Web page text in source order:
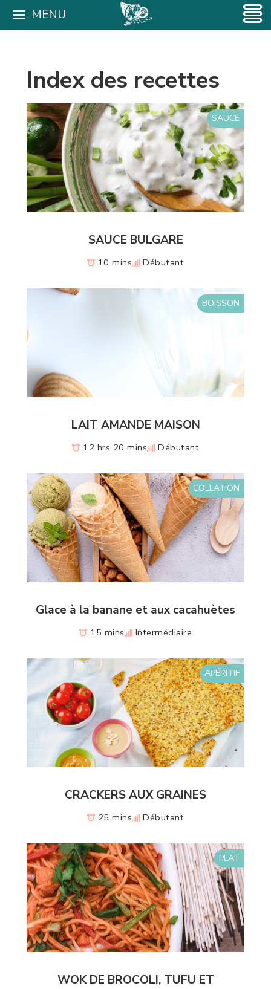
Index des recettes
SAUCE
SAUCE BULGARE
10 mins Débutant
BOISSON
LAIT AMANDE MAISON
12 hrs 20 mins Débutant
COLLATION
Glace à la banane et aux cacahuètes
15 mins Intermédiaire
APÉRITIF
CRACKERS AUX GRAINES
25 mins Débutant
PLAT
WOK DE BROCOLI, TUFU ET
MENU